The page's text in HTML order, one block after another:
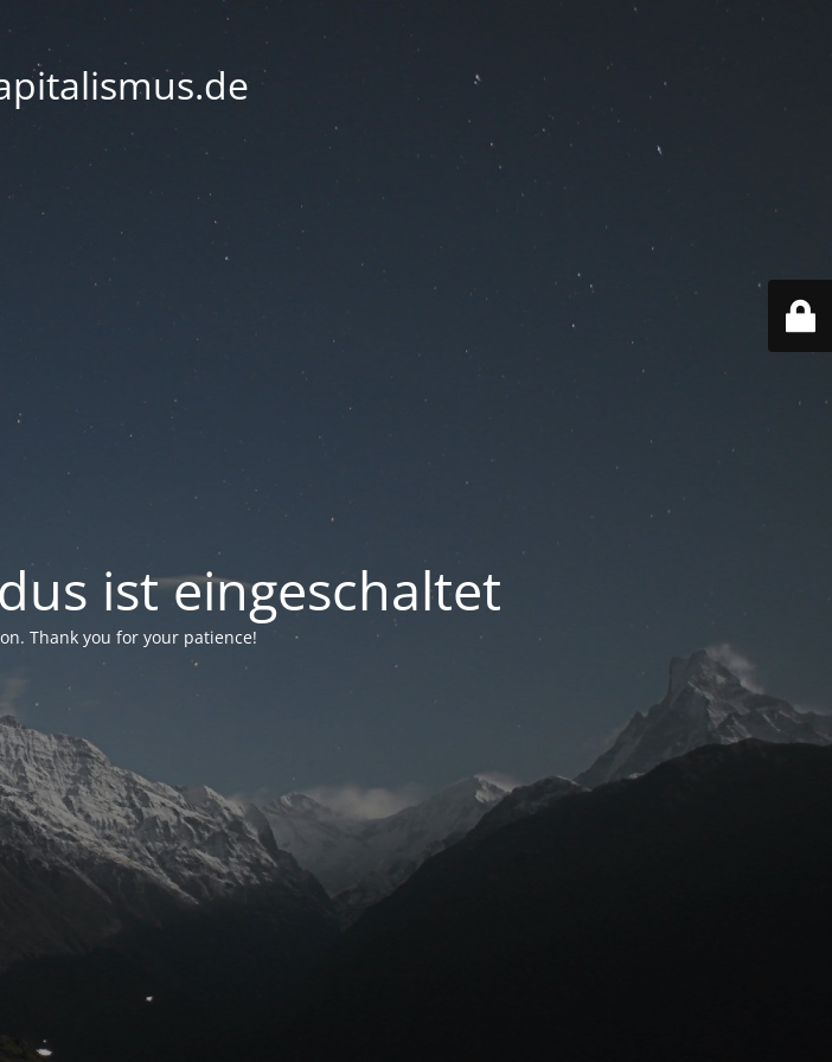
ist eingeschaltet
Thank you for your patience!